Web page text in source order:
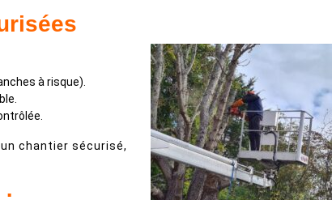
à risque).
chantier sécurisé,